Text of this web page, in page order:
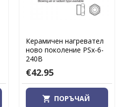
Керамичен нагревател
ново поколение PSx-6-
240B
€42.95
ПОРЪЧАЙ